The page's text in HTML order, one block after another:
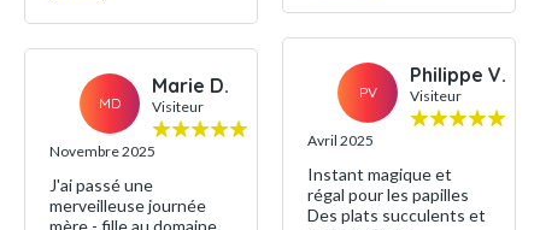
MD
Marie D.
Visiteur
Novembre 2025
J'ai passé une
merveilleuse journée
mère - fille au domaine.
PV
Philippe V.
Visiteur
Avril 2025
Instant magique et
régal pour les papilles
Des plats succulents et